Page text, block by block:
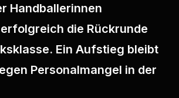
Handballerinnen
die Rückrunde
Ein Aufstieg bleibt
Personalmangel in der